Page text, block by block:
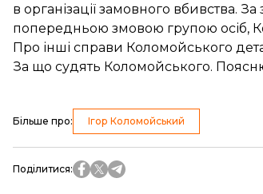
в організації замовного вбивства.
попередньою змовою групою осіб,
Про інші справи Коломойського
За що судять Коломойського.
Більше про: Ігор Коломойський
Поділитися: